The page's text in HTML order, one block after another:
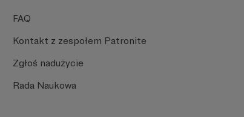
FAQ
Kontakt z zespołem Patronite
Zgłoś nadużycie
Rada Naukowa